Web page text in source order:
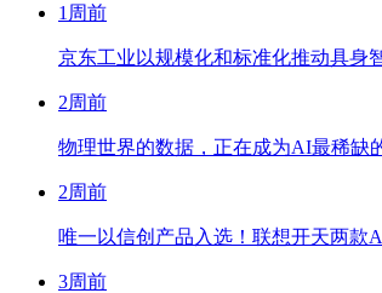
1周前
京东工业以规模化和标准化推动具身
2周前
物理世界的数据，正在成为AI最稀缺
2周前
唯一以信创产品入选！联想开天两款
3周前